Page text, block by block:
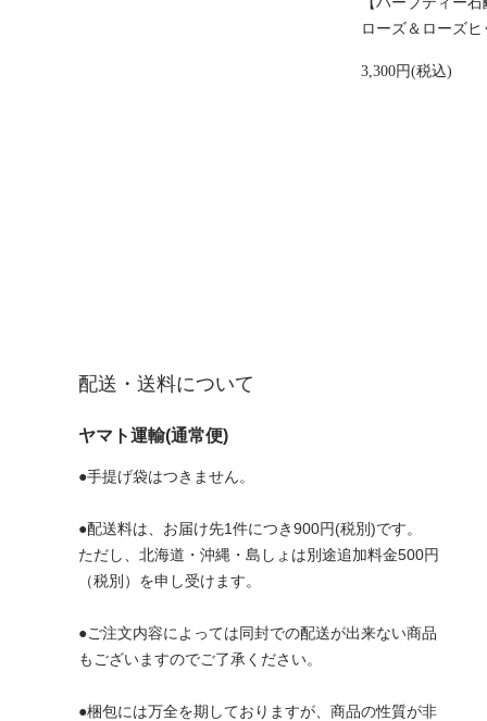
ローズ＆ローズヒ
3,300円(税込)
配送・送料について
ヤマト運輸(通常便)
●手提げ袋はつきません。
●配送料は、お届け先1件につき900円(税別)です。
ただし、北海道・沖縄・島しょは別途追加料金500円
（税別）を申し受けます。
●ご注文内容によっては同封での配送が出来ない商品
もございますのでご了承ください。
●梱包には万全を期しておりますが、商品の性質が非